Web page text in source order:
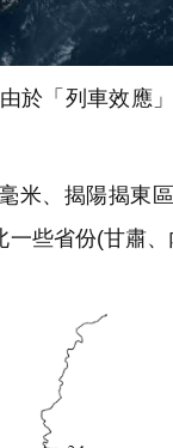
於「列車效應
米、揭陽揭東
一些省份(甘肅